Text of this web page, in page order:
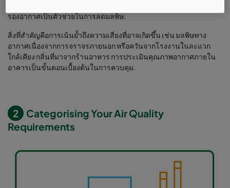
รองอากาศเป็นตัวช่วยในการลดมลพิษ.
สิ่งที่สำคัญคือการเน้นย้ำถึงความเสี่ยงที่อาจเกิดขึ้น เช่น มลพิษทาง
อากาศเนื่องจากการจราจรภายนอก หรือควันจากโรงงานในละแวก
ใกล้เคียง กลิ่นที่มาจากร้านอาหาร การประเมินคุณภาพอากาศภายใน
อาคารเป็นขั้นตอนเบื้องต้นในการควบคุม.
2
Categorising Your Air Quality
Requirements